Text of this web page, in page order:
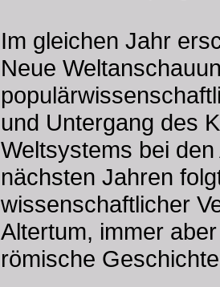
Im gleichen Jahr
Neue
und Untergang des
Weltsystems bei
nächsten Jahren
wissenschaftlicher
Altertum, immer
römische